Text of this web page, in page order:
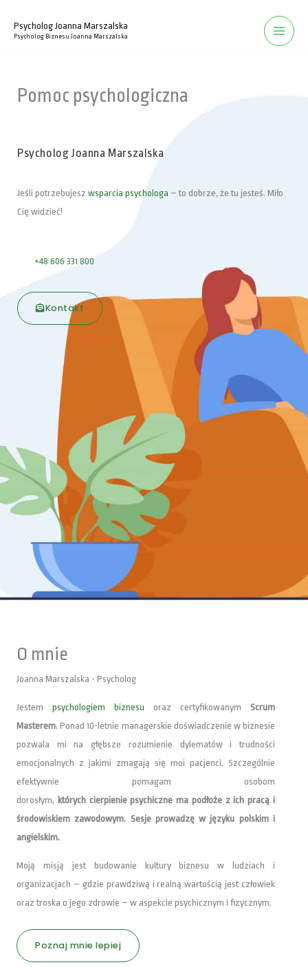
Psycholog Joanna Marszalska
Psycholog Biznesu Joanna Marszalska
Pomoc psychologiczna
Psycholog Joanna Marszalska
Jeśli potrzebujesz wsparcia psychologa – to dobrze, że tu jesteś.​ Miło
Cię widzieć!
+48 606 331 800
Kontakt
O mnie
Joanna Marszalska - Psycholog
Jestem psychologiem biznesu oraz certyfikowanym Scrum
Masterem.Ponad 10-letnie managerskie doświadczenie w biznesie
pozwala mi na głębsze rozumienie dylematów i trudności
emocjonalnych z jakimi zmagają się moi pacjenci. Szczególnie
efektywnie pomagam osobom
dorosłym, których cierpienie psychiczne ma podłoże z ich pracą i
środowiskiem zawodowym. Sesje prowadzę w języku polskim i
angielskim.
Moją misją jest budowanie kultury biznesu w ludziach i
organizacjach – gdzie prawdziwą i realną wartością jest człowiek
oraz troska o jego zdrowie – w aspekcie psychicznym i fizycznym.
Poznaj mnie lepiej